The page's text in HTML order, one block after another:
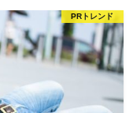
PRトレンド